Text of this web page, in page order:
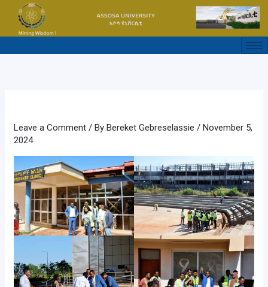
content
Leave a Comment / ByBereket Gebreselassie/November 5,
2024